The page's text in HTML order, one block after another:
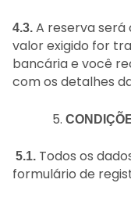
4.3. A reserva será
valor exigido for
bancária e você
com os detalhes
5.1. Todos os
formulário de